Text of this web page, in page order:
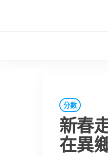
分數
新春
在異